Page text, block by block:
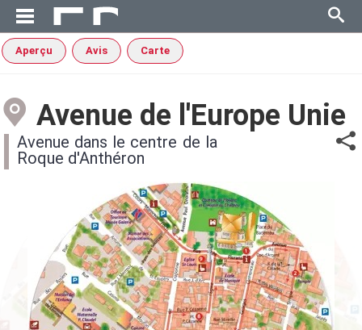
Aperçu Avis Carte
Avenue de l'Europe Unie
Avenue dans le centre de la
Roque d'Anthéron